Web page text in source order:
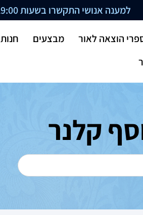
למענה אנושי התקשרו בשעות 09:00-19:00 לטלפון
הוצאה לאור מבצעים חנות
קלנר